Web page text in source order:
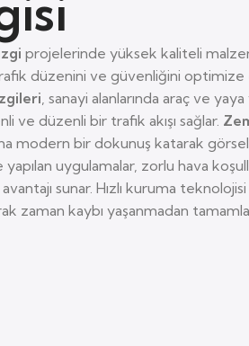
projelerinde yüksek kaliteli
düzenini ve güvenliğini optimize
, sanayi alanlarında araç ve yaya
düzenli bir trafik akışı sağlar.
modern bir dokunuş katarak görsel
uygulamalar, zorlu hava
sunar. Hızlı kuruma
zaman kaybı yaşanmadan